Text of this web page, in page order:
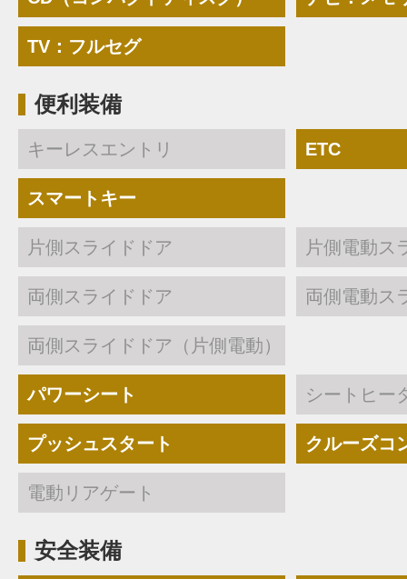
TV：フルセグ
便利装備
キーレスエントリ ETC
スマートキー
片側スライドドア 片側電動ス
両側スライドドア 両側電動ス
両側スライドドア（片側電動）
パワーシート シートヒー
プッシュスタート クルーズコ
電動リアゲート
安全装備